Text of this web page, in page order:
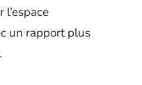
un rapport plus